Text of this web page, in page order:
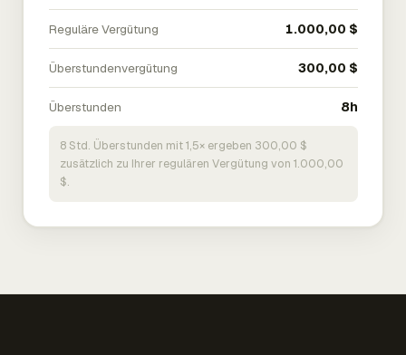
Reguläre Vergütung 1.000,00 $
Überstundenvergütung 300,00 $
Überstunden 8h
8 Std. Überstunden mit 1,5× ergeben 300,00 $
zusätzlich zu Ihrer regulären Vergütung von 1.000,00
$.